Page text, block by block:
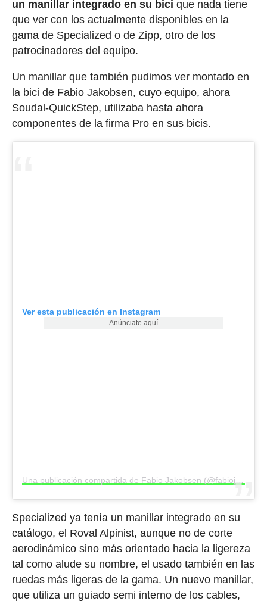
un manillar integrado en su bici que nada tiene
que ver con los actualmente disponibles en la
gama de Specialized o de Zipp, otro de los
patrocinadores del equipo.
Un manillar que también pudimos ver montado en
la bici de Fabio Jakobsen, cuyo equipo, ahora
Soudal-QuickStep, utilizaba hasta ahora
componentes de la firma Pro en sus bicis.
Ver esta publicación en Instagram
Anúnciate aquí
Una publicación compartida de Fabio Jakobsen (@fabiojakobsen)
Specialized ya tenía un manillar integrado en su
catálogo, el Roval Alpinist, aunque no de corte
aerodinámico sino más orientado hacia la ligereza
tal como alude su nombre, el usado también en las
ruedas más ligeras de la gama. Un nuevo manillar,
que utiliza un guiado semi interno de los cables,